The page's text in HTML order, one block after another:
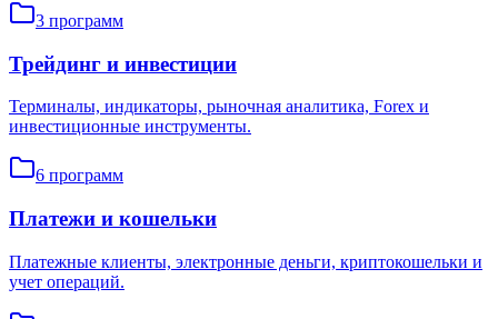
3 программ
Трейдинг и инвестиции
Терминалы, индикаторы, рыночная аналитика, Forex и
инвестиционные инструменты.
6 программ
Платежи и кошельки
Платежные клиенты, электронные деньги, криптокошельки и
учет операций.